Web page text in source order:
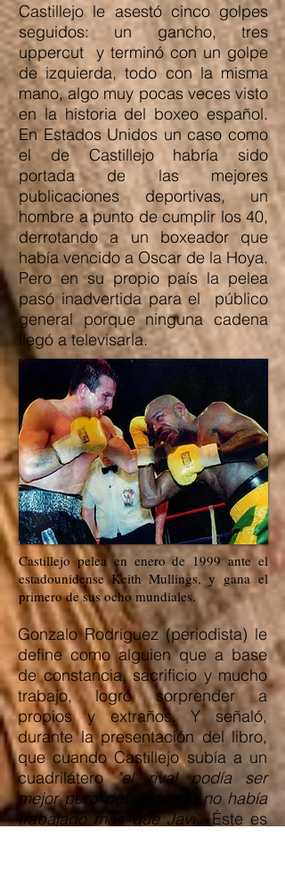
Castillejo le asestó cinco golpes
seguidos: un gancho, tres
uppercut y terminó con un golpe
de izquierda, todo con la misma
mano, algo muy pocas veces visto
en la historia del boxeo español.
En Estados Unidos un caso como
el de Castillejo habría sido
portada de las mejores
publicaciones deportivas, un
hombre a punto de cumplir los 40,
derrotando a un boxeador que
había vencido a Oscar de la Hoya.
Pero en su propio país la pelea
pasó inadvertida para el público
general porque ninguna cadena
llegó a televisarla.
Castillejo pelea en enero de 1999 ante el
estadounidense Keith Mullings, y gana el
primero de sus ocho mundiales.
Gonzalo Rodríguez (periodista) le
define como alguien que a base
de constancia, sacrificio y mucho
trabajo, logró sorprender a
propios y extraños. Y señaló,
durante la presentación del libro,
que cuando Castillejo subía a un
cuadrilátero"el rival podía ser
mejor pero desde luego no había
trabajado más que Javi". Éste es